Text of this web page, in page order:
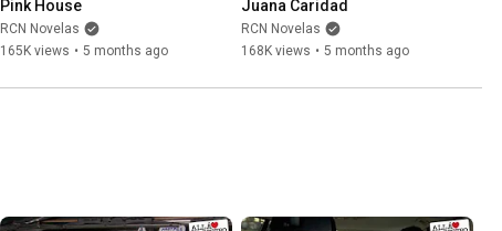
Pink House
RCN Novelas
165K views • 5 months ago
Juana Caridad
RCN Novelas
168K views • 5 months ago